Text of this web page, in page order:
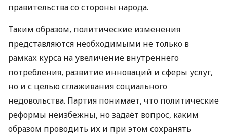
правительства со стороны народа.
Таким образом, политические изменения
представляются необходимыми не только в
рамках курса на увеличение внутреннего
потребления, развитие инноваций и сферы услуг,
но и с целью сглаживания социального
недовольства. Партия понимает, что политические
реформы неизбежны, но задаёт вопрос, каким
образом проводить их и при этом сохранять